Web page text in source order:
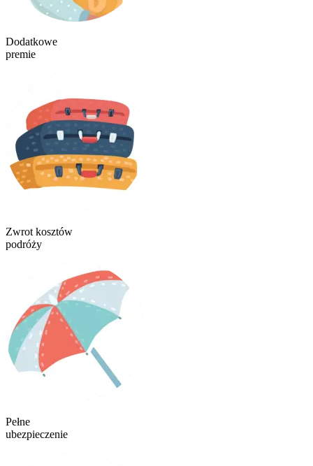
Dodatkowe
premie
Zwrot kosztów
podróży
Pełne
ubezpieczenie